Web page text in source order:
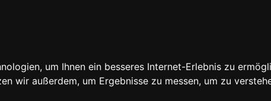
um Ihnen ein besseres Internet-Erlebnis zu
wir außerdem, um Ergebnisse zu messen, um zu